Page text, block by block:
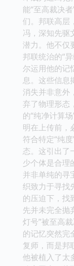
能“至高裁决
们。邦联高层
冯，深知先驱
潜力。他不仅
邦联统治的“
尔运用他的记
息。这些信息
消失并非意
弃了物理形态
的“纯净计算
明在上传前，
符合特定“纯
态。这引出了
少个体是合理
并非单纯的寻
织致力于寻找
的压迫下，找
先并未完全抛
灯号”被至高
的记忆突然完
复师，而是
他被植入了太